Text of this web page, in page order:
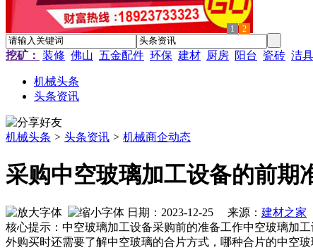
1 2
挖矿： 装修 佛山 五金配件 环保 建材 厨房 阳台 瓷砖 洁具
机械头条
头条资讯
机械头条 > 头条资讯 > 机械商企动态
采购中空玻璃加工设备的前期
日期：2023-12-25 来源： 建材之家
核心提示：中空玻璃加工设备采购前的准备工作中空玻璃加
外购买时还需要了解中空玻璃的合片方式，哪种合片的中空